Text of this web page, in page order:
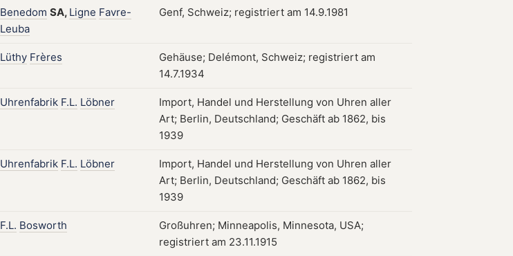
Benedom SA, Ligne Favre-
Leuba
Genf, Schweiz; registriert am 14.9.1981
Lüthy Frères
Gehäuse; Delémont, Schweiz; registriert am
14.7.1934
Uhrenfabrik F.L. Löbner
Import, Handel und Herstellung von Uhren aller
Art; Berlin, Deutschland; Geschäft ab 1862, bis
1939
Uhrenfabrik F.L. Löbner
Import, Handel und Herstellung von Uhren aller
Art; Berlin, Deutschland; Geschäft ab 1862, bis
1939
F.L. Bosworth
Großuhren; Minneapolis, Minnesota, USA;
registriert am 23.11.1915